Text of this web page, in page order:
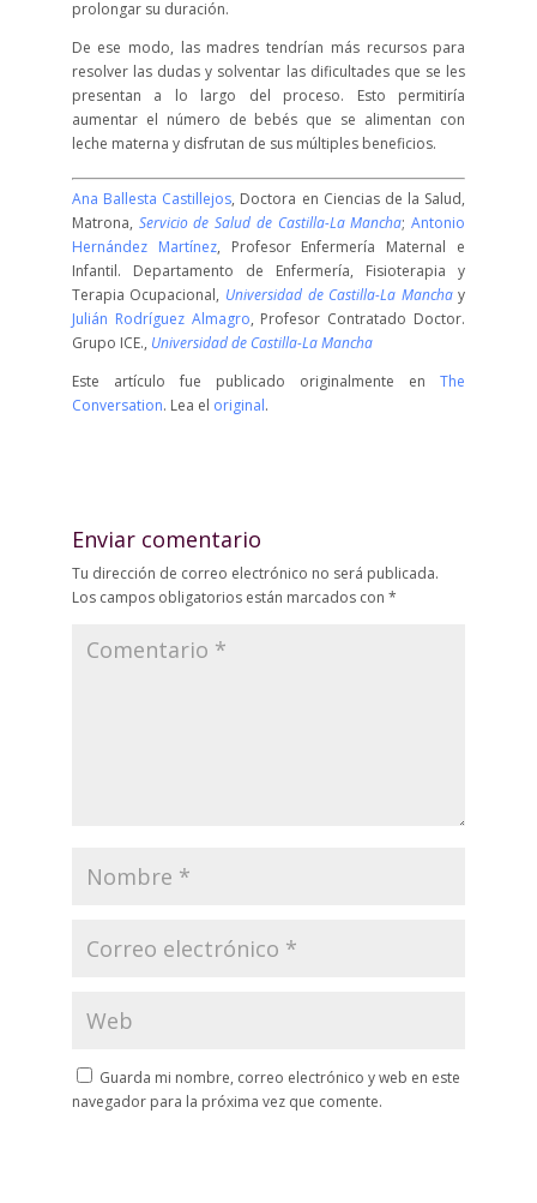
prolongar su duración.
De ese modo, las madres tendrían más recursos para
resolver las dudas y solventar las dificultades que se les
presentan a lo largo del proceso. Esto permitiría
aumentar el número de bebés que se alimentan con
leche materna y disfrutan de sus múltiples beneficios.
Ana Ballesta Castillejos, Doctora en Ciencias de la Salud,
Matrona, Servicio de Salud de Castilla-La Mancha;Antonio
Hernández Martínez, Profesor Enfermería Maternal e
Infantil. Departamento de Enfermería, Fisioterapia y
Terapia Ocupacional, Universidad de Castilla-La Manchay
Julián Rodríguez Almagro, Profesor Contratado Doctor.
Grupo ICE., Universidad de Castilla-La Mancha
Este artículo fue publicado originalmente enThe
Conversation. Lea el original.
Enviar comentario
Tu dirección de correo electrónico no será publicada.
Los campos obligatorios están marcados con *
Guarda mi nombre, correo electrónico y web en este
navegador para la próxima vez que comente.